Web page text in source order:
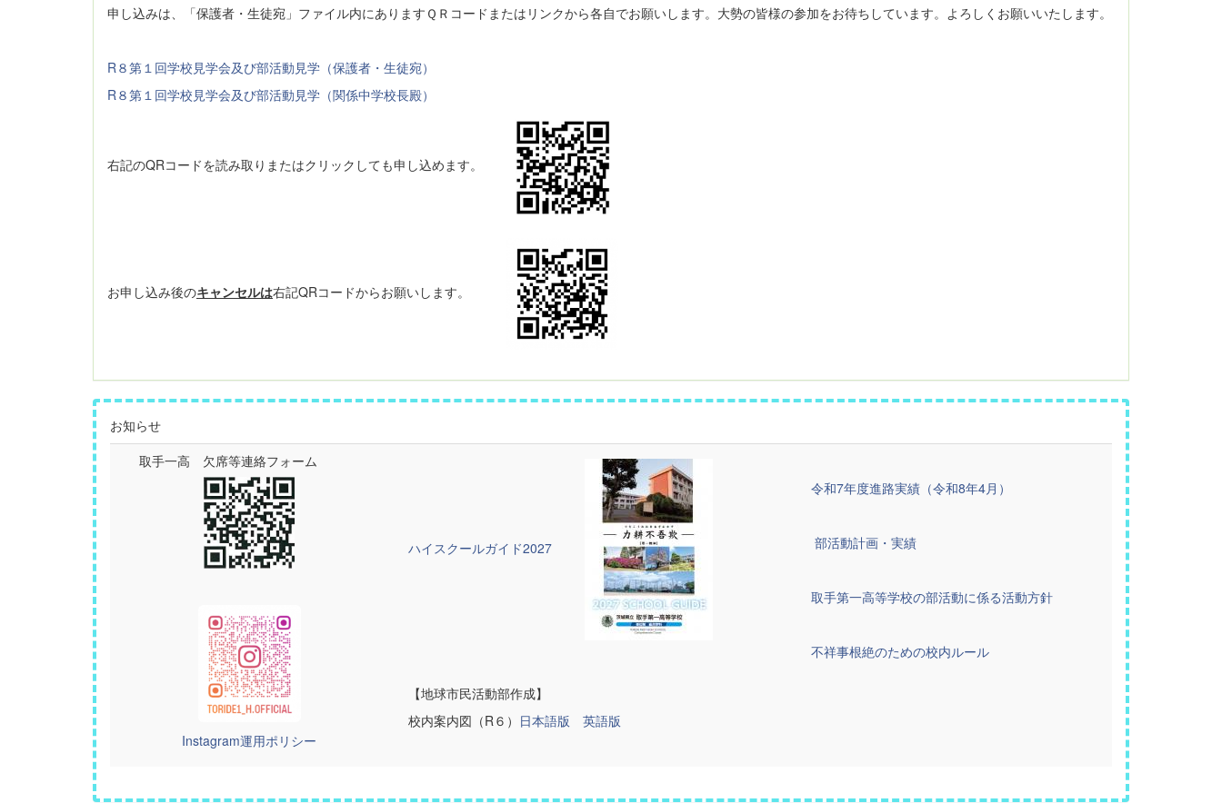
申し込みは、「保護者・生徒宛」ファイル内にありますＱＲコードまたはリンクから各自でお願いします。大勢の皆様の参加をお待ちしています。よろしくお願いいたします。
R８第１回学校見学会及び部活動見学（保護者・生徒宛）
R８第１回学校見学会及び部活動見学（関係中学校長殿）
右記のQRコードを読み取りまたはクリックしても申し込めます。
お申し込み後のキャンセルは右記QRコードからお願いします。
お知らせ
取手一高 欠席等連絡フォーム
Instagram運用ポリシー
ハイスクールガイド2027
【地球市民活動部作成】
校内案内図（R６） 日本語版 英語版
令和7年度進路実績（令和8年4月）
部活動計画・実績
取手第一高等学校の部活動に係る活動方針
不祥事根絶のための校内ルール